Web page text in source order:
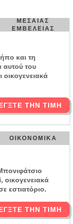
ΜΕΣΑΊΑΣ
ΕΜΒΈΛΕΙΑΣ
και τη
του
οικογενειακά
ΤΗΝ ΤΙΜΉ
ΟΙΚΟΝΟΜΙΚΆ
εστιατόριο.
ΤΗΝ ΤΙΜΉ